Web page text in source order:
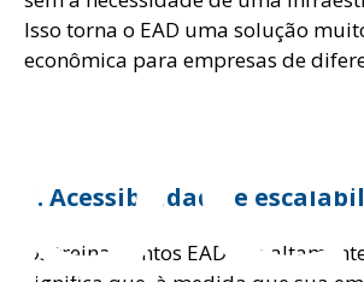
Isso torna o EAD uma solução
econômica para empresas de
3. Acessibilidade e
Os treinamentos EAD são